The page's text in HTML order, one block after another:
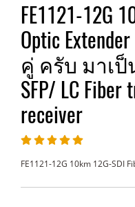
FE1121-12G
Optic
คู่ ครับ มาเ
SFP/ LC
receiver
FE1121-12G 10km 12G-SDI